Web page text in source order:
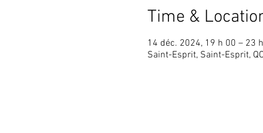
Time &
14 déc. 2024, 19 h 00 – 23
Saint-Esprit, Saint-Esprit,